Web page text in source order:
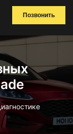
Позвонить